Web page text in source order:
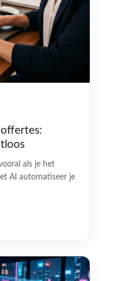
als je het
AI automatiseer je